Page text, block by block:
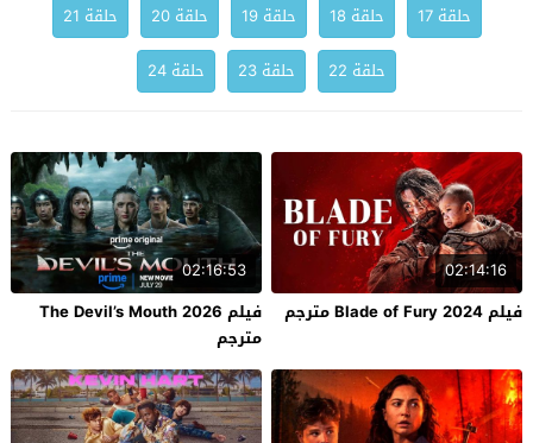
حلقة 17
حلقة 18 حلقة 19 حلقة 20
حلقة 21
حلقة 22
حلقة 23 حلقة 24
02:14:16
فيلم Blade of Fury 2024 مترجم
02:16:53
فيلم The Devil’s Mouth 2026
مترجم